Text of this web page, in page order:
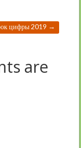
цифры 2019 →
are